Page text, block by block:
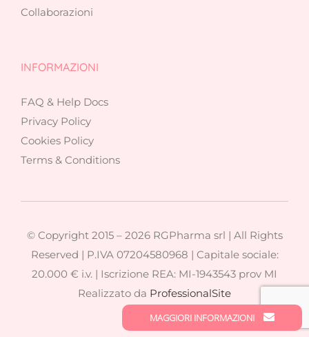
Collaborazioni
INFORMAZIONI
FAQ & Help Docs
Privacy Policy
Cookies Policy
Terms & Conditions
© Copyright 2015 – 2026 RGPharma srl | All Rights
Reserved | P.IVA 07204580968 | Capitale sociale:
20.000 € i.v. | Iscrizione REA: MI-1943543 prov MI
Realizzato da ProfessionalSite
MAGGIORI INFORMAZIONI